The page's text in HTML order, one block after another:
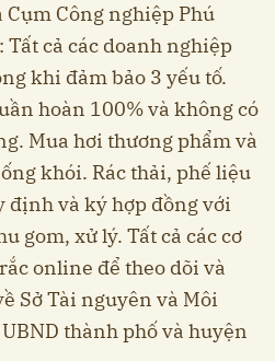
Công nghiệp Phú
cả các doanh nghiệp
khi đảm bảo 3 yếu tố.
hoàn 100% và không có
Mua hơi thương phẩm và
khói. Rác thải, phế liệu
định và ký hợp đồng với
gom, xử lý. Tất cả các cơ
online để theo dõi và
Sở Tài nguyên và Môi
thành phố và huyện